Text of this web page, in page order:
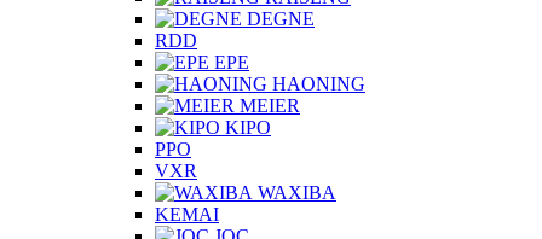
DEGNE
RDD
EPE
HAONING
MEIER
KIPO
PPO
VXR
WAXIBA
KEMAI